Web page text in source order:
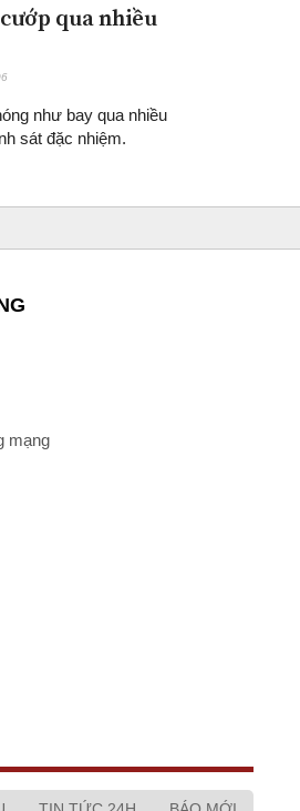
qua nhiều
như bay qua nhiều
sát đặc nhiệm.
mạng